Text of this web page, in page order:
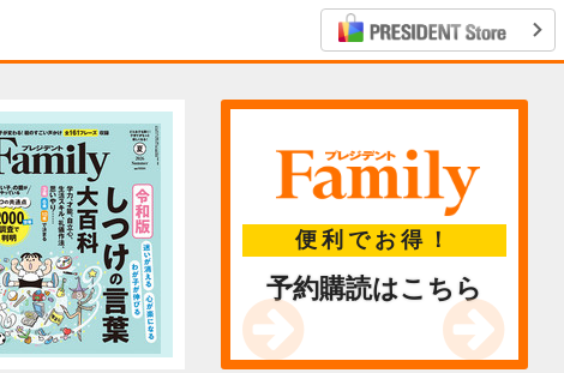
便利でお得！
予約購読はこちら